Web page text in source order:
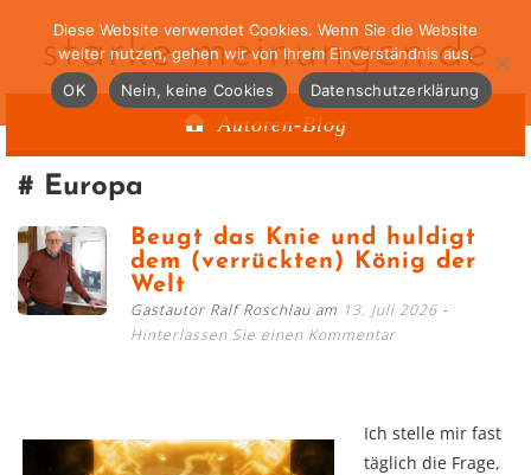
starke-meinungen.de
Autoren-Blog
Europa
Beugt das Knie und huldigt
dem (verrückten) König der
Welt
Gastautor Ralf Roschlau am 13. Juli 2026
Hinterlassen Sie einen Kommentar
Ich stelle mir fast
täglich die Frage,
Diese Website verwendet Cookies. Wenn Sie die Website
weiter nutzen, gehen wir von Ihrem Einverständnis aus.
OK
Nein, keine Cookies Datenschutzerklärung